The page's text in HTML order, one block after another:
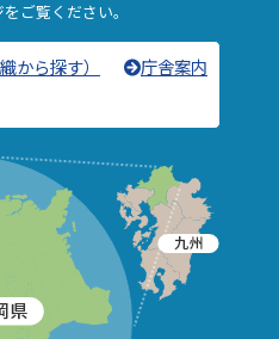
ご覧ください。
から探す）
庁舎案内